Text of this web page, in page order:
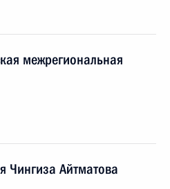
межрегиональная
Чингиза Айтматова